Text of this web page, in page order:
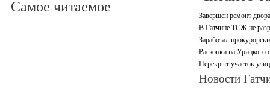
Самое читаемое
Завершен ремонт
В Гатчине ТСЖ не
Заработал
Раскопки на Урицкого
Перекрыт участок
Новости